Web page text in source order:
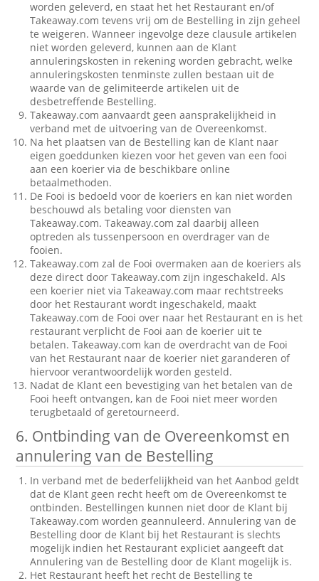
worden geleverd, en staat het het Restaurant en/of
Takeaway.com tevens vrij om de Bestelling in zijn geheel
te weigeren. Wanneer ingevolge deze clausule artikelen
niet worden geleverd, kunnen aan de Klant
annuleringskosten in rekening worden gebracht, welke
annuleringskosten tenminste zullen bestaan uit de
waarde van de gelimiteerde artikelen uit de
desbetreffende Bestelling.
Takeaway.com aanvaardt geen aansprakelijkheid in
verband met de uitvoering van de Overeenkomst.
Na het plaatsen van de Bestelling kan de Klant naar
eigen goeddunken kiezen voor het geven van een fooi
aan een koerier via de beschikbare online
betaalmethoden.
De Fooi is bedoeld voor de koeriers en kan niet worden
beschouwd als betaling voor diensten van
Takeaway.com. Takeaway.com zal daarbij alleen
optreden als tussenpersoon en overdrager van de
fooien.
Takeaway.com zal de Fooi overmaken aan de koeriers als
deze direct door Takeaway.com zijn ingeschakeld. Als
een koerier niet via Takeaway.com maar rechtstreeks
door het Restaurant wordt ingeschakeld, maakt
Takeaway.com de Fooi over naar het Restaurant en is het
restaurant verplicht de Fooi aan de koerier uit te
betalen. Takeaway.com kan de overdracht van de Fooi
van het Restaurant naar de koerier niet garanderen of
hiervoor verantwoordelijk worden gesteld.
Nadat de Klant een bevestiging van het betalen van de
Fooi heeft ontvangen, kan de Fooi niet meer worden
terugbetaald of geretourneerd.
6. Ontbinding van de Overeenkomst en
annulering van de Bestelling
In verband met de bederfelijkheid van het Aanbod geldt
dat de Klant geen recht heeft om de Overeenkomst te
ontbinden. Bestellingen kunnen niet door de Klant bij
Takeaway.com worden geannuleerd. Annulering van de
Bestelling door de Klant bij het Restaurant is slechts
mogelijk indien het Restaurant expliciet aangeeft dat
Annulering van de Bestelling door de Klant mogelijk is.
Het Restaurant heeft het recht de Bestelling te